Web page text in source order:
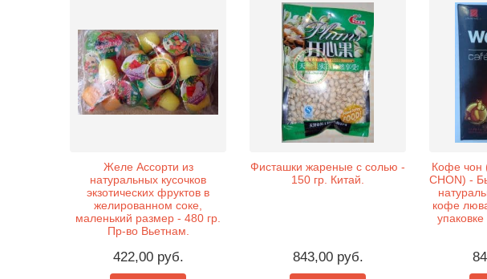
Желе Ассорти из
натуральных кусочков
экзотических фруктов в
желированном соке,
маленький размер - 480 гр.
Пр-во Вьетнам.
422,00 руб.
Фисташки жареные с солью -
150 гр. Китай.
843,00 руб.
Кофе чон
CHON) -
кофе